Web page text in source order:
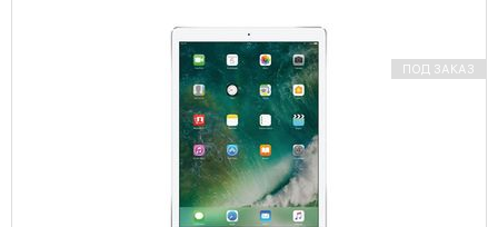
ПОД ЗАКАЗ